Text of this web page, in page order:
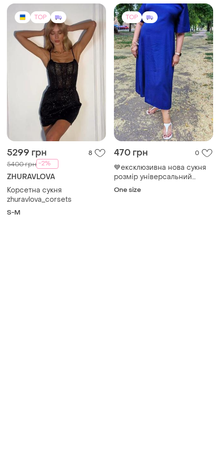
TOP
5299 грн 8
5400 грн -2%
ZHURAVLOVA
Корсетна сукня
zhuravlova_corsets
S-M
TOP
470 грн 0
💙ексклюзивна нова сукня
розмір універсальний
яскрава та легка торг!
One size